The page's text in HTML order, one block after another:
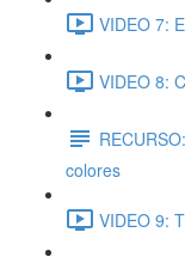
VIDEO 7:
VIDEO 8:
colores
VIDEO 9: